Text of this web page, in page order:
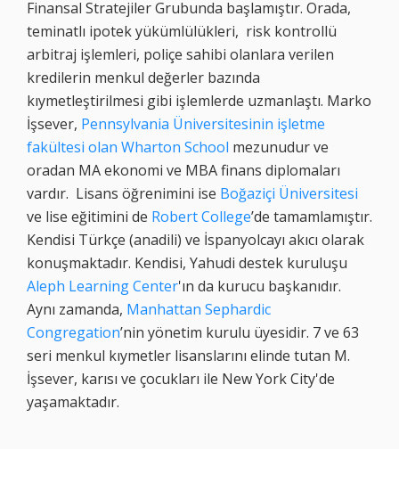
Finansal Stratejiler Grubunda başlamıştır. Orada,
teminatlı ipotek yükümlülükleri, risk kontrollü
arbitraj işlemleri, poliçe sahibi olanlara verilen
kredilerin menkul değerler bazında
kıymetleştirilmesi gibi işlemlerde uzmanlaştı. Marko
İşsever, Pennsylvania Üniversitesinin işletme
fakültesi olan Wharton School mezunudur ve
oradan MA ekonomi ve MBA finans diplomaları
vardır. Lisans öğrenimini ise Boğaziçi Üniversitesi
ve lise eğitimini de Robert College’de tamamlamıştır.
Kendisi Türkçe (anadili) ve İspanyolcayı akıcı olarak
konuşmaktadır. Kendisi, Yahudi destek kuruluşu
Aleph Learning Center'ın da kurucu başkanıdır.
Aynı zamanda, Manhattan Sephardic
Congregation’nin yönetim kurulu üyesidir. 7 ve 63
seri menkul kıymetler lisanslarını elinde tutan M.
İşsever, karısı ve çocukları ile New York City'de
yaşamaktadır.